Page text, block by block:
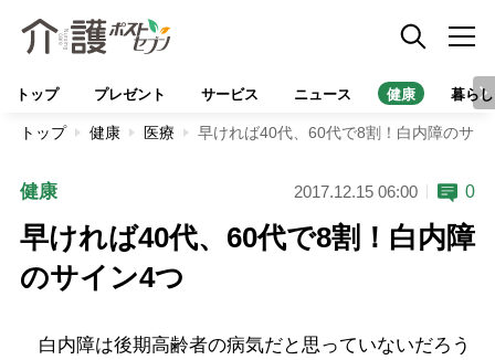
トップ プレゼント サービス ニュース 健康 暮らし
トップ 健康 医療 早ければ40代、60代で8割！白内障のサイ
健康 2017.12.15 06:00 0
早ければ40代、60代で8割！白内障
のサイン4つ
白内障は後期高齢者の病気だと思っていないだろう